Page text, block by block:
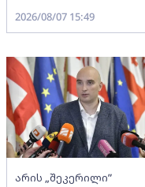
2026/08/07 15:49
არის „შეკერილი”